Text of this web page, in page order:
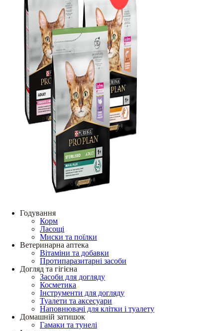
Годування
Корм
Ласощі
Миски та поїлки
Ветеринарна аптека
Вітаміни та добавки
Протипаразитарні засоби
Догляд та гігієна
Засоби для догляду
Косметика
Інструменти для догляду
Туалети та аксесуари
Наповнювачі для клітки і туалету
Домашній затишок
Гамаки та тунелі